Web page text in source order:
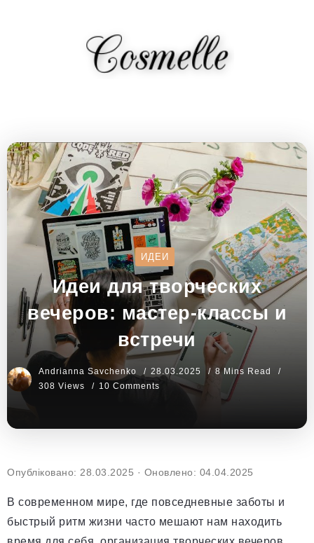
ИДЕИ
Идеи для творческих
вечеров: мастер-классы и
встречи
Andrianna Savchenko 28.03.2025
8 Mins Read
308 Views
10 Comments
Опубліковано: 28.03.2025 · Оновлено: 04.04.2025
В современном мире, где повседневные заботы и
быстрый ритм жизни часто мешают нам находить